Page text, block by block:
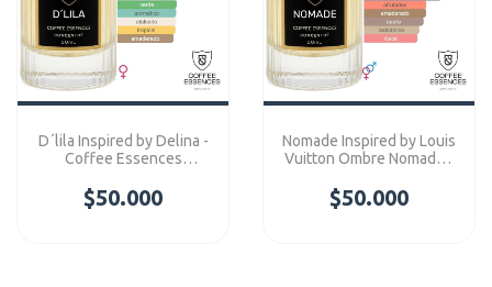
D´lila Inspired by Delina -
Coffee Essences
$50.000
Nomade Inspired by Louis
Vuitton Ombre Nomade -
Concentre
$50.000